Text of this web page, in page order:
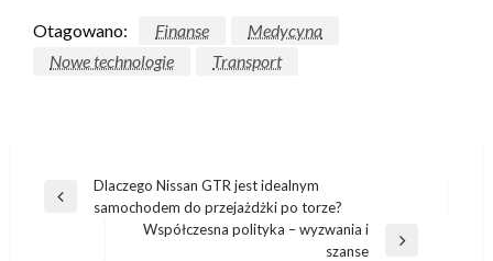
Otagowano: Finanse
Medycyna
Nowe technologie
Transport
Nawigacja
wpisu
Poprzedni
Dlaczego Nissan GTR jest idealnym
samochodem do przejażdżki po torze?
Współczesna polityka – wyzwania i
szanse